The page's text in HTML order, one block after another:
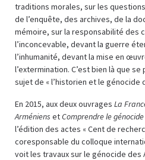
traditions morales, sur les
de l’enquête, des archives, de la
mémoire, sur la responsabilité des
l’inconcevable, devant la guerre
l’inhumanité, devant la mise en
l’extermination. C’est bien là que
sujet de « l’historien et le génocide
En 2015, aux deux ouvrages La
Arméniens etComprendre le
l’édition des actes « Cent de
coresponsable du colloque
voit les travaux sur le génocide des